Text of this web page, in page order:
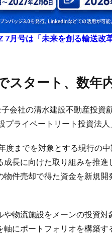
7月号は「未来を創る輸送改
でスタート、数
会社の清水建設不動産投資
プライベートリート投資法
度までを対象とする現行の
長に向けた取り組みを推
件売却で得た資金を新規
物流施設をメーンの投資
軸にポートフォリオを構築